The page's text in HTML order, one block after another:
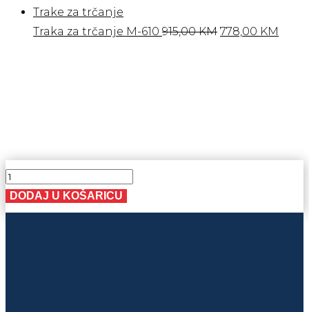
je:
940,00 KM.
Traka za trčanje M-610 915,00KM Izvorna
778,00 KM
SPIKE
6
b.
DODAJ U KOŠARICU